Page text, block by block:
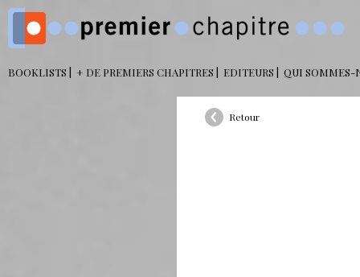
BOOKLISTS + DE PREMIERS CHAPITRES EDITEURS QUI SOMMES-
Retour